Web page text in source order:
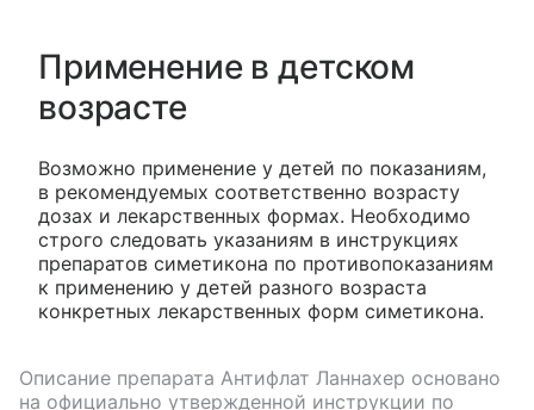
Применение в детском
возрасте
Возможно применение у детей по показаниям,
в рекомендуемых соответственно возрасту
дозах и лекарственных формах. Необходимо
строго следовать указаниям в инструкциях
препаратов симетикона по противопоказаниям
к применению у детей разного возраста
конкретных лекарственных форм симетикона.
Описание препарата Антифлат Ланнахер основано
на официально утвержденной инструкции по